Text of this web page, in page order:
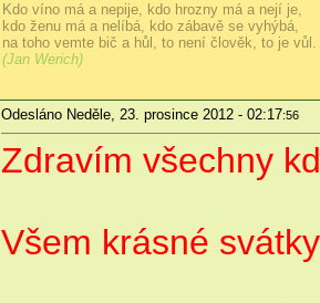
Kdo víno má a nepije, kdo hrozny má a nejí je,
kdo ženu má a nelíbá, kdo zábavě se vyhýbá,
na toho vemte bič a hůl, to není člověk, to je vůl.
(Jan Werich)
Odesláno Neděle, 23. prosince 2012 - 02:17:56
Zdravím všechny
Všem krásné